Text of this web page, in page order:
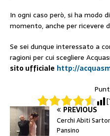
In ogni caso però, si ha modo
momento, anche per ricevere
Se sei dunque interessato a
ragioni per cui scegliere
sito ufficiale http://
PREVIOUS
Cerchi Abiti
Pansino